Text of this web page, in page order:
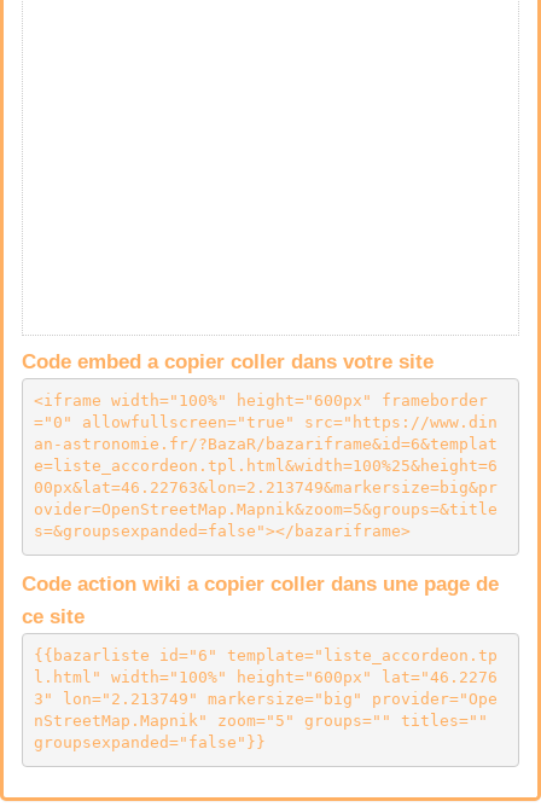
Code embed a copier coller dans votre site
<iframe width="100%" height="600px" frameborder
="0" allowfullscreen="true" src="https://www.din
an-astronomie.fr/?BazaR/bazariframe&id=6&templat
e=liste_accordeon.tpl.html&width=100%25&height=6
00px&lat=46.22763&lon=2.213749&markersize=big&pr
ovider=OpenStreetMap.Mapnik&zoom=5&groups=&title
s=&groupsexpanded=false"></bazariframe>
Code action wiki a copier coller dans une page de
ce site
{{bazarliste id="6" template="liste_accordeon.tp
l.html" width="100%" height="600px" lat="46.2276
3" lon="2.213749" markersize="big" provider="Ope
nStreetMap.Mapnik" zoom="5" groups="" titles=""
groupsexpanded="false"}}